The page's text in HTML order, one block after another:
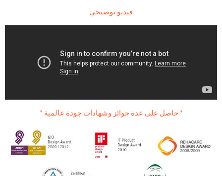
فيديو توضيحي
* حاصل على عدة جوائز وشهادات جودة عالمية *